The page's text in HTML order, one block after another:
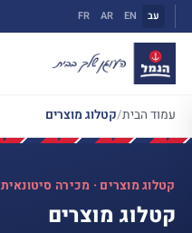
לתוכן
עב EN
AR
FR
עמוד הבית/קטלוג מוצרים
קטלוג מוצרים · מכירה סיטונאית
קטלוג מוצרים